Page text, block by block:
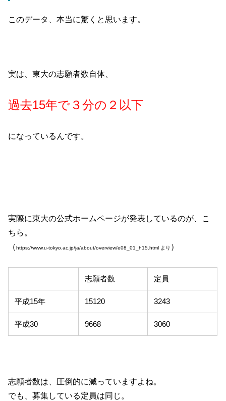
このデータ、本当に驚くと思います。
実は、東大の志願者数自体、
過去15年で３分の２以下
になっているんです。
実際に東大の公式ホームページが発表しているのが、こ
ちら。
（https://www.u-tokyo.ac.jp/ja/about/overview/e08_01_h15.html より ）
志願者数 定員
平成15年 15120 3243
平成30 9668 3060
志願者数は、圧倒的に減っていますよね。
でも、募集している定員は同じ。